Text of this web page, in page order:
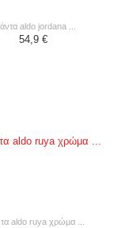
aldo jordana ...
54,9 €
aldo ruya χρώμα ...